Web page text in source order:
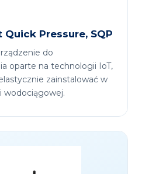
Pressure, SQP
do
oparte na technologii IoT,
zainstalować w
wodociągowej.